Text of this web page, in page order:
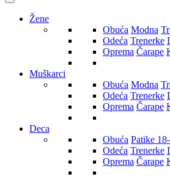
Žene
Obuća Modna
Odeća Trenerke
Oprema Čarape
Muškarci
Obuća Modna
Odeća Trenerke
Oprema Čarape
Deca
Obuća Patike
Odeća Trenerke
Oprema Čarape